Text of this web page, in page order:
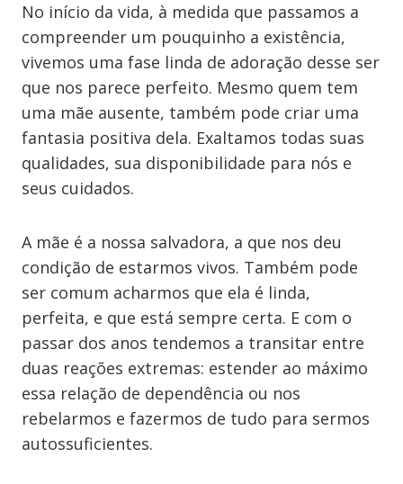
No início da vida, à medida que passamos a
compreender um pouquinho a existência,
vivemos uma fase linda de adoração desse ser
que nos parece perfeito. Mesmo quem tem
uma mãe ausente, também pode criar uma
fantasia positiva dela. Exaltamos todas suas
qualidades, sua disponibilidade para nós e
seus cuidados.
A mãe é a nossa salvadora, a que nos deu
condição de estarmos vivos. Também pode
ser comum acharmos que ela é linda,
perfeita, e que está sempre certa. E com o
passar dos anos tendemos a transitar entre
duas reações extremas: estender ao máximo
essa relação de dependência ou nos
rebelarmos e fazermos de tudo para sermos
autossuficientes.